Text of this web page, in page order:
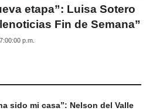
etapa”: Luisa Sotero
Fin de Semana”
p.m.
sido mi casa”: Nelson del Valle